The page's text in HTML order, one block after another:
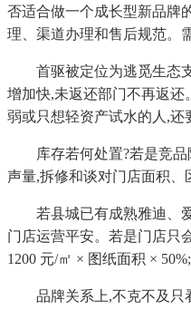
否适合做一个成长型新品牌
理、渠道办理和售后规范。
首驱被定位为逃觅生态支
增加快,未返还部门不再返
弱或只想轻资产试水的人,还
库存若何处置?若是竞品降
声量,拆修和谈对门店面积、
若县城已有成熟雅迪、爱
门店运营平安。若是门店只
1200 元/㎡ × 图纸面积 ×
品牌关系上,不克不及只看